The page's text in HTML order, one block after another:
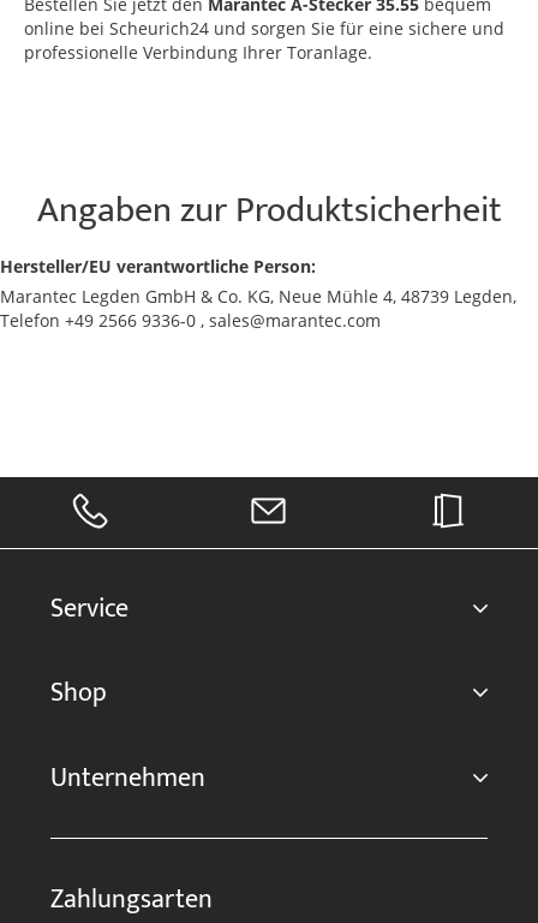
online bei Scheurich24 und sorgen Sie für eine sichere und
professionelle Verbindung Ihrer Toranlage.
Angaben zur Produktsicherheit
Hersteller/EU verantwortliche Person:
Marantec Legden GmbH & Co. KG, Neue Mühle 4, 48739 Legden,
Telefon +49 2566 9336-0 , sales@marantec.com
Service
Shop
Unternehmen
Zahlungsarten